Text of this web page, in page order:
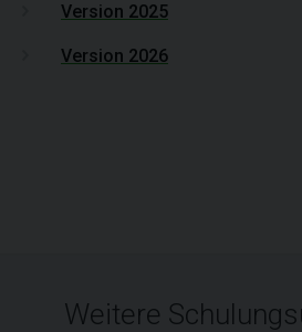
Version 2025
Version 2026
Weitere